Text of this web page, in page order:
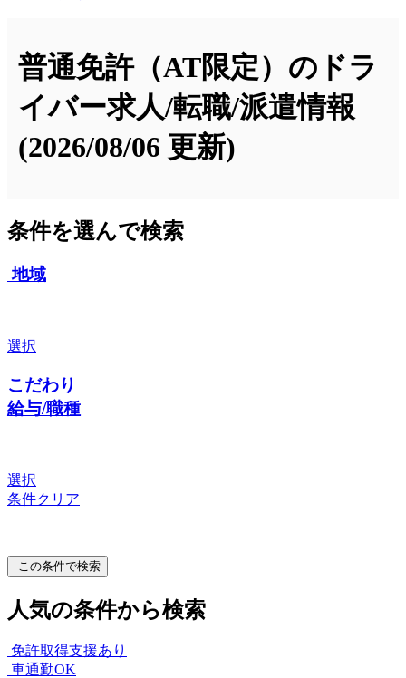
普通免許（AT限定）のドラ
イバー求人/転職/派遣情報
(2026/08/06 更新)
条件を選んで検索
地域
選択
こだわり
給与/職種
選択
条件クリア
この条件で検索
人気の条件から検索
免許取得支援あり
車通勤OK